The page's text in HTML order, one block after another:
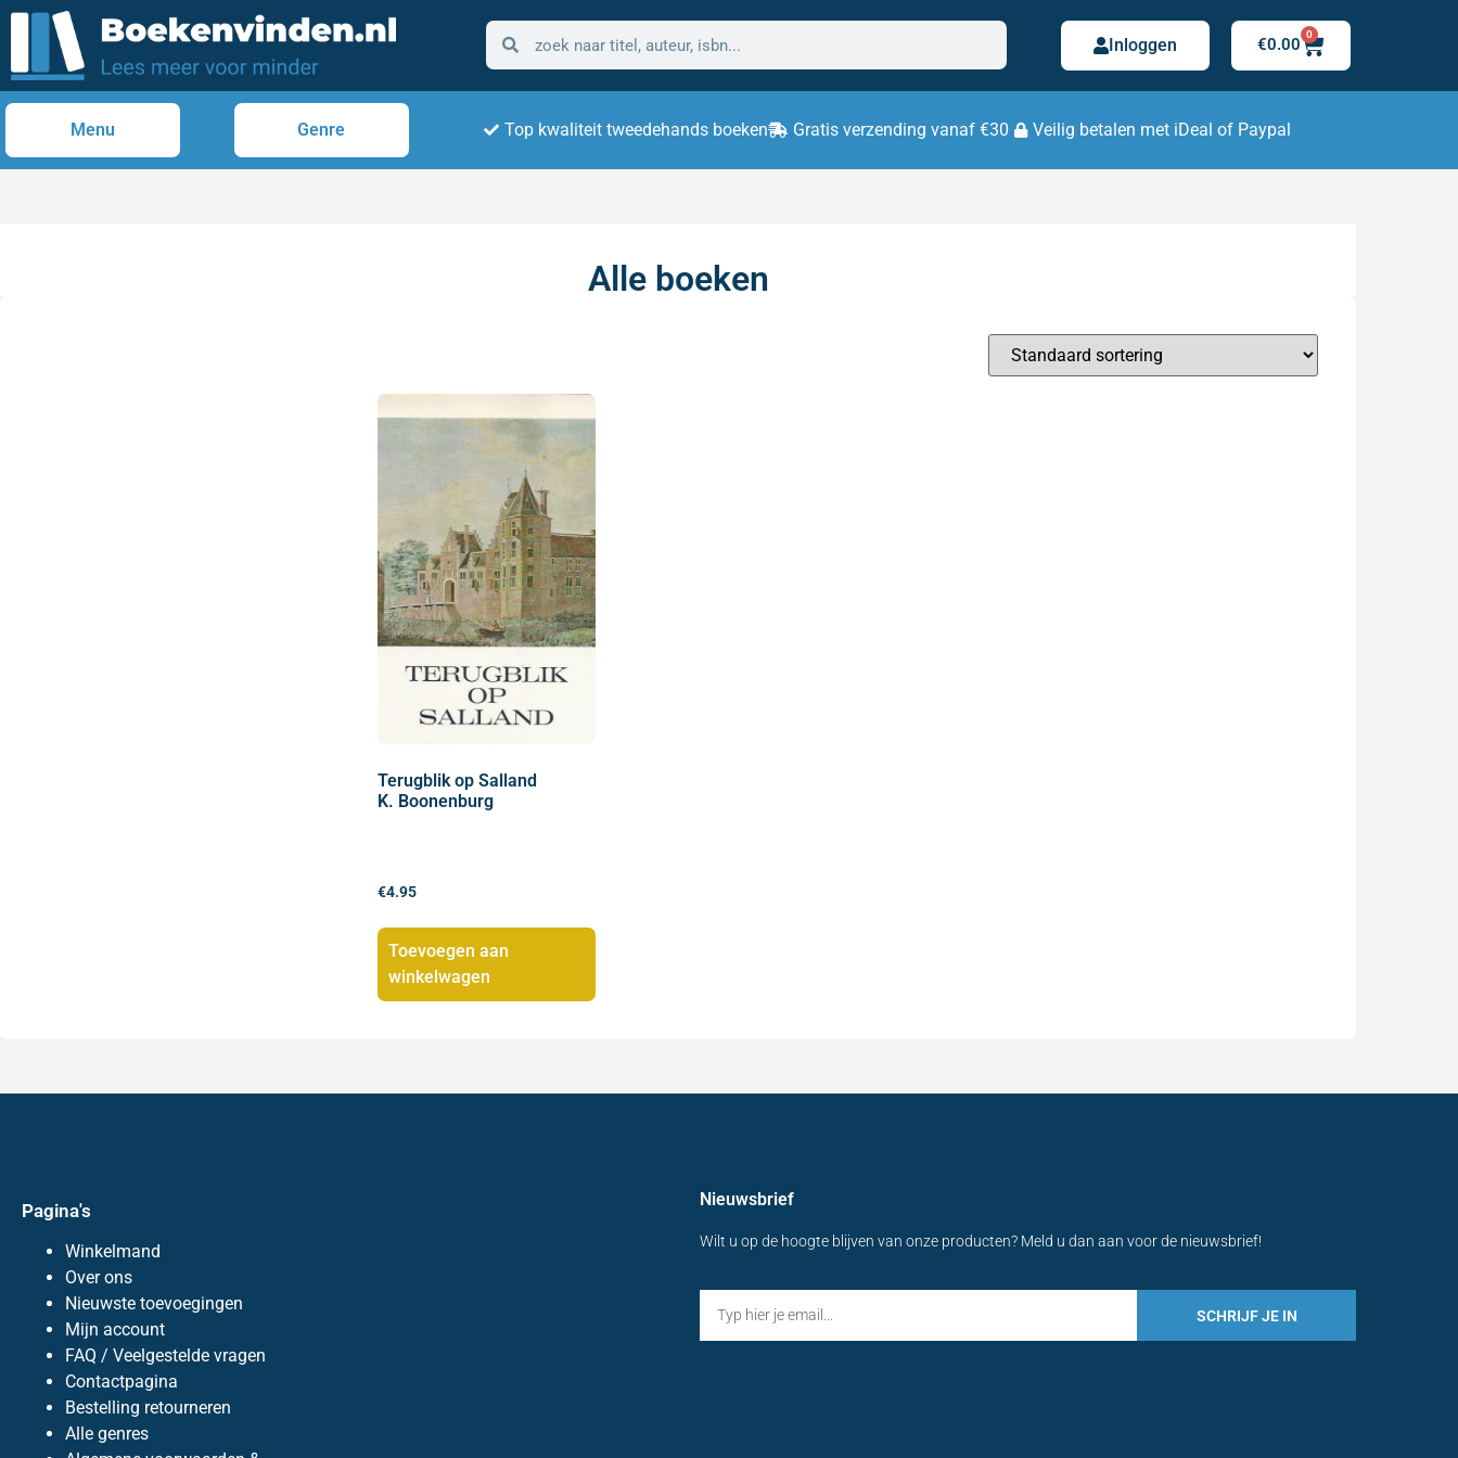
Inloggen €0.00
0
Menu Genre Top kwaliteit tweedehands boeken Gratis verzending vanaf €30 Veilig betalen met iDeal of Paypal
Alle boeken
Terugblik op Salland
K. Boonenburg
€4.95
Toevoegen aan
winkelwagen
Pagina's
Winkelmand
Over ons
Nieuwste toevoegingen
Mijn account
FAQ / Veelgestelde vragen
Contactpagina
Bestelling retourneren
Alle genres
Nieuwsbrief
Wilt u op de hoogte blijven van onze producten? Meld u dan aan voor de nieuwsbrief!
SCHRIJF JE IN